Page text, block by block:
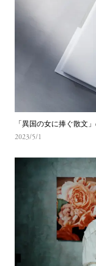
「異国の女に捧ぐ散文
2023/5/1